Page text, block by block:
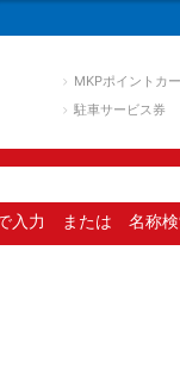
MKPポイントカ
駐車サービス券
入力 または 名称検